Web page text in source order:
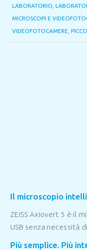
LABORATORIO
MICROSCOPI E
VIDEOFOTOCAMERE
Il microscopio
ZEISS Axiovert 5 è il
USB senza necessità
Più semplice. Più